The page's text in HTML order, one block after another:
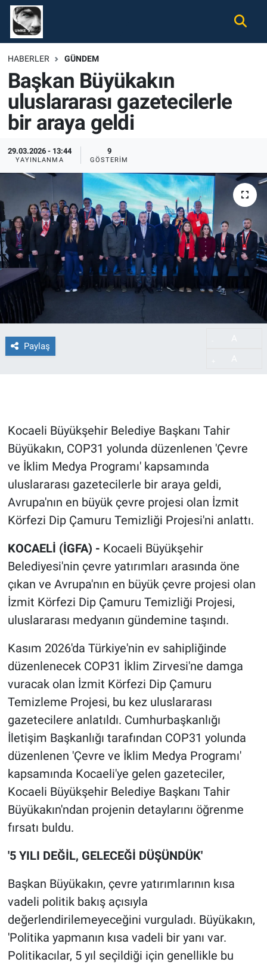
HABERLER GÜNDEM
Başkan Büyükakın
uluslararası gazetecilerle
bir araya geldi
29.03.2026 - 13:44
YAYINLANMA
9
GÖSTERIM
Paylaş
Kocaeli Büyükşehir Belediye Başkanı Tahir
Büyükakın, COP31 yolunda düzenlenen 'Çevre
ve İklim Medya Programı' kapsamında
uluslararası gazetecilerle bir araya geldi,
Avrupa'nın en büyük çevre projesi olan İzmit
Körfezi Dip Çamuru Temizliği Projesi'ni anlattı.
KOCAELİ (İGFA) - Kocaeli Büyükşehir
Belediyesi'nin çevre yatırımları arasında öne
çıkan ve Avrupa'nın en büyük çevre projesi olan
İzmit Körfezi Dip Çamuru Temizliği Projesi,
uluslararası medyanın gündemine taşındı.
Kasım 2026'da Türkiye'nin ev sahipliğinde
düzenlenecek COP31 İklim Zirvesi'ne damga
vuracak olan İzmit Körfezi Dip Çamuru
Temizleme Projesi, bu kez uluslararası
gazetecilere anlatıldı. Cumhurbaşkanlığı
İletişim Başkanlığı tarafından COP31 yolunda
düzenlenen 'Çevre ve İklim Medya Programı'
kapsamında Kocaeli'ye gelen gazeteciler,
Kocaeli Büyükşehir Belediye Başkanı Tahir
Büyükakın'ndan projenin detaylarını öğrenme
fırsatı buldu.
'5 YILI DEĞİL, GELECEĞİ DÜŞÜNDÜK'
Başkan Büyükakın, çevre yatırımlarının kısa
vadeli politik bakış açısıyla
değerlendirilemeyeceğini vurguladı. Büyükakın,
'Politika yapmanın kısa vadeli bir yanı var.
Politikacılar, 5 yıl seçildiği için genellikle bu
Gündem
Ekonomi
Spor
Magazin
Tüm Haberler
İletişim
Künye
Nöbetçi Eczaneler
Hava Durumu
Namaz Vakitleri
Trafik Durumu
Süper Lig Puan Durumu ve Fikstür
Tüm Manşetler
Son Dakika Haberleri
Haber Arşivi